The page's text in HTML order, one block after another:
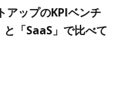
アップのKPIベンチ
「SaaS」で比べて